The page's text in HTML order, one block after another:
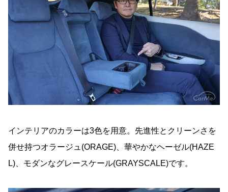
インテリアのカラーは3色を用意。先進性とクリーンさを
併せ持つオラージュ(ORAGE)、華やかなヘーゼル(HAZE
L)、モダンなグレースケール(GRAYSCALE)です。